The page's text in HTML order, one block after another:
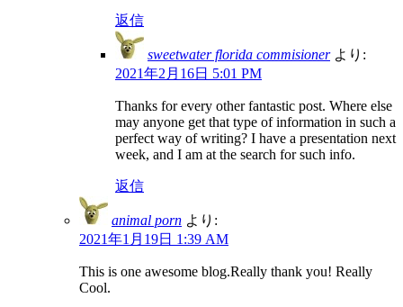
返信
sweetwater florida commisioner より:
2021年2月16日 5:01 PM
Thanks for every other fantastic post. Where else
may anyone get that type of information in such a
perfect way of writing? I have a presentation next
week, and I am at the search for such info.
返信
animal porn より:
2021年1月19日 1:39 AM
This is one awesome blog.Really thank you! Really
Cool.